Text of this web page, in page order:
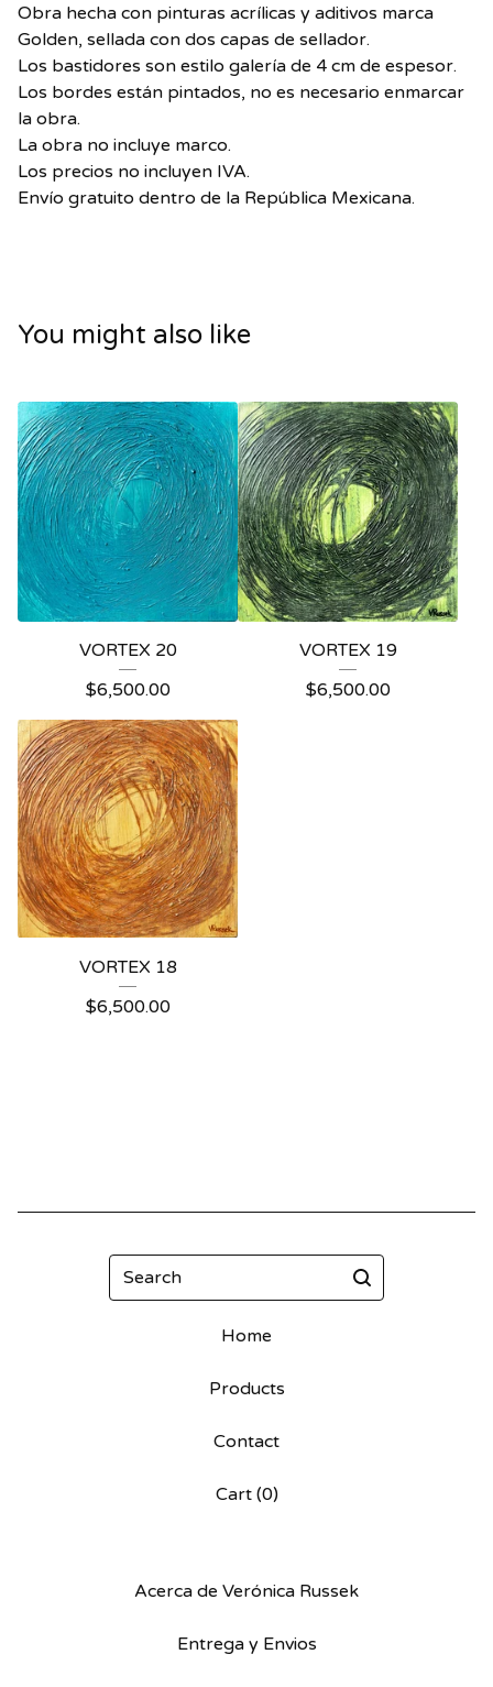
Obra hecha con pinturas acrílicas y aditivos marca
Golden, sellada con dos capas de sellador.
Los bastidores son estilo galería de 4 cm de espesor.
Los bordes están pintados, no es necesario enmarcar
la obra.
La obra no incluye marco.
Los precios no incluyen IVA.
Envío gratuito dentro de la República Mexicana.
You might also like
VORTEX 20
$6,500.00
VORTEX 19
$6,500.00
VORTEX 18
$6,500.00
Search
Home
Products
Contact
Cart (0)
Acerca de Verónica Russek
Entrega y Envios